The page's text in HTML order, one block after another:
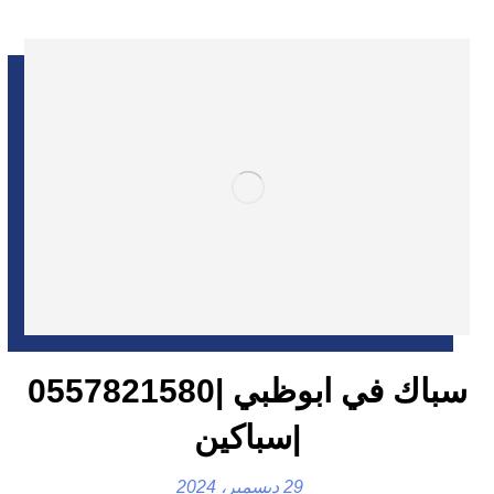
سباك في ابوظبي |0557821580
|سباكين
29 ديسمبر، 2024